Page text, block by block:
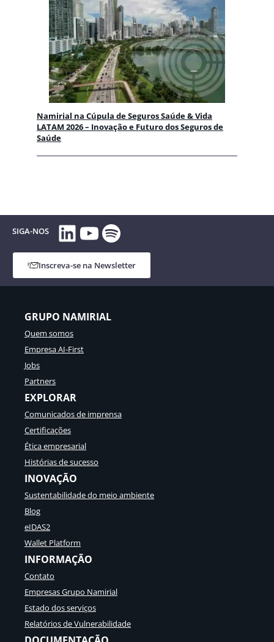
Namirial na Cúpula de Seguros Saúde & Vida
LATAM 2026 – Inovação e Futuro dos Seguros de
Saúde
SIGA-NOS LinkedIn
YouTube
Spotify
Inscreva-se na Newsletter
GRUPO NAMIRIAL
Quem somos
Empresa AI-First
Jobs
Partners
EXPLORAR
Comunicados de imprensa
Certificações
Ética empresarial
Histórias de sucesso
INOVAÇÃO
Sustentabilidade do meio ambiente
Blog
eIDAS2
Wallet Platform
INFORMAÇÃO
Contato
Empresas Grupo Namirial
Estado dos serviços
Relatórios de Vulnerabilidade